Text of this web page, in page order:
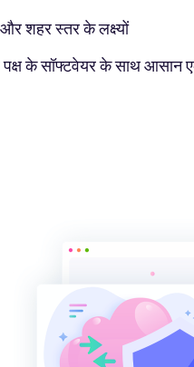
और शहर स्तर के लक्ष्यों
पक्ष के सॉफ्टवेयर के साथ आसान